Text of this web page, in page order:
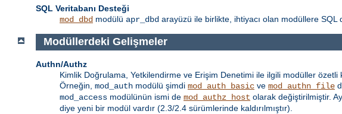
SQL Veritabanı Desteği
mod_dbd modülü apr_dbd arayüzü ile birlikte, ihtiyacı olan modüllere SQL
Modüllerdeki Gelişmeler
Authn/Authz
Kimlik Doğrulama, Yetkilendirme ve Erişim Denetimi ile ilgili modüller
Örneğin, mod_auth modülü şimdi mod_auth_basic ve mod_authn_file
mod_access modülünün ismi de mod_authz_host olarak değiştirilmiştir.
diye yeni bir modül vardır (2.3/2.4 sürümlerinde kaldırılmıştır).